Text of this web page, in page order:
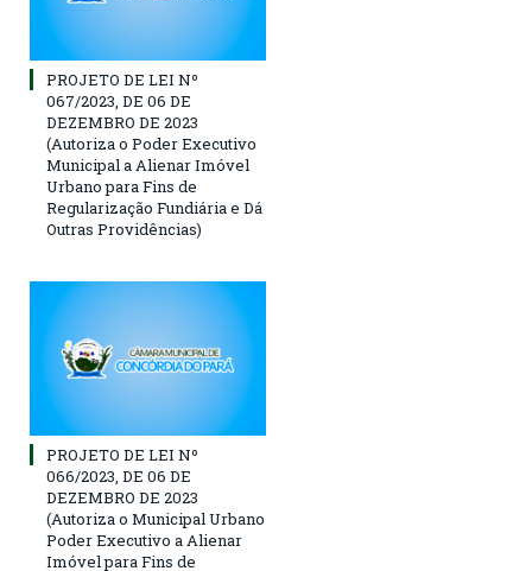
PROJETO DE LEI Nº
067/2023, DE 06 DE
DEZEMBRO DE 2023
(Autoriza o Poder Executivo
Municipal a Alienar Imóvel
Urbano para Fins de
Regularização Fundiária e Dá
Outras Providências)
PROJETO DE LEI Nº
066/2023, DE 06 DE
DEZEMBRO DE 2023
(Autoriza o Municipal Urbano
Poder Executivo a Alienar
Imóvel para Fins de